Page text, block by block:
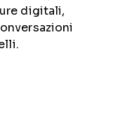
digitali,